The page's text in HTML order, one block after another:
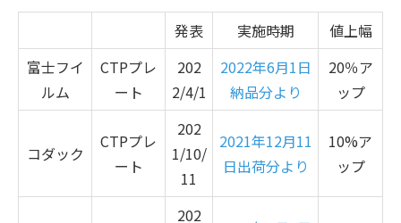
発表 実施時期
値上幅
富士フイ
ルム
CTPプレ
ート
202
2/4/1
2022年6月1日
納品分より
20％ア
ップ
コダック
CTPプレ
ート
202
1/10/
11
2021年12月11
日出荷分より
10%ア
ップ
202